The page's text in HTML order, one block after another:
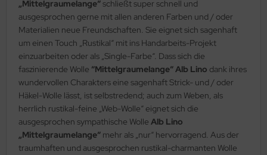
„Mittelgraumelange“schließt super schnell und
ausgesprochen gerne mit allen anderen Farben und / oder
Materialien neue Freundschaften. Sie eignet sich sagenhaft
um einen Touch „Rustikal“ mit ins Handarbeits-Projekt
einzuarbeiten oder als „Single-Farbe“. Dass sich die
faszinierende Wolle “Mittelgraumelange“ Alb Lino dank ihres
wundervollen Charakters eine sagenhaft Strick- und / oder
Häkel-Wolle lässt, ist selbstredend; auch zum Weben, als
herrlich rustikal-feine „Web-Wolle“ eignet sich die
ausgesprochen sympathische Wolle Alb Lino
„Mittelgraumelange“ mehr als „nur“ hervorragend. Aus der
traumhaften und ausgesprochen rustikal-charmanten Wolle